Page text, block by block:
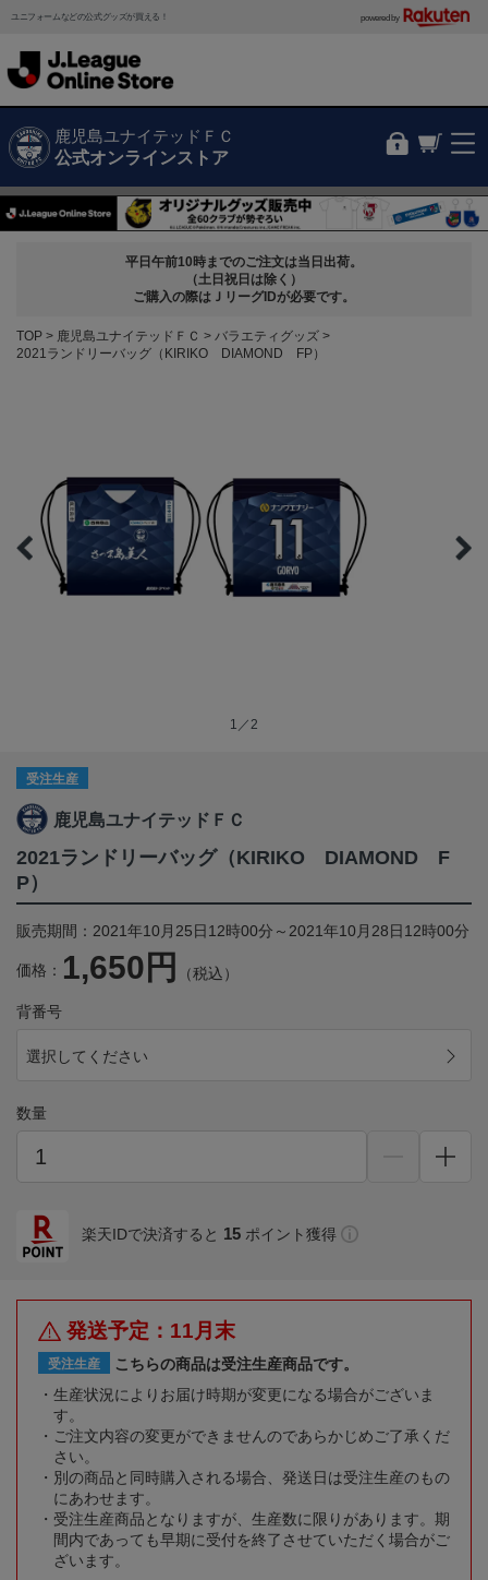
ユニフォームなどの公式グッズが買える！ powered by
鹿児島ユナイテッドＦＣ
公式オンラインストア
平日午前10時までのご注文は当日出荷。
（土日祝日は除く）
ご購入の際はＪリーグIDが必要です。
TOP 鹿児島ユナイテッドＦＣ
バラエティグッズ
2021ランドリーバッグ（KIRIKO DIAMOND FP）
1／2
受注生産
鹿児島ユナイテッドＦＣ
2021ランドリーバッグ（KIRIKO DIAMOND F
P）
販売期間：2021年10月25日12時00分～2021年10月28日12時00分
価格： 1,650円 （税込）
背番号
選択してください
数量
楽天IDで決済すると 15 ポイント獲得
発送予定：11月末
受注生産
こちらの商品は受注生産商品です。
生産状況によりお届け時期が変更になる場合がございま
す。
ご注文内容の変更ができませんのであらかじめご了承くだ
さい。
別の商品と同時購入される場合、発送日は受注生産のもの
にあわせます。
受注生産商品となりますが、生産数に限りがあります。期
間内であっても早期に受付を終了させていただく場合がご
ざいます。